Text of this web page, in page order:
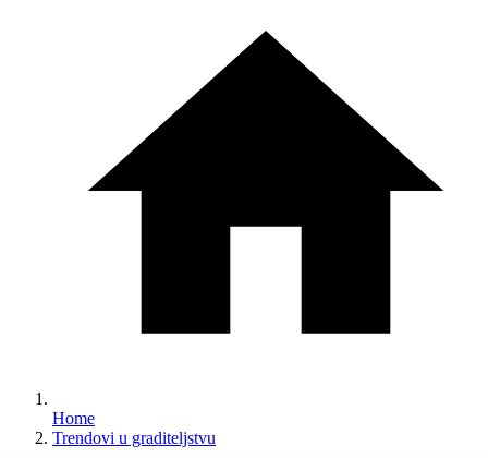
Home
Trendovi u graditeljstvu